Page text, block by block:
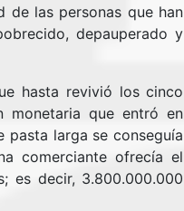
de las personas que han
depauperado y
hasta revivió los cinco
monetaria que entró en
larga se conseguía
comerciante ofrecía el
es decir, 3.800.000.000